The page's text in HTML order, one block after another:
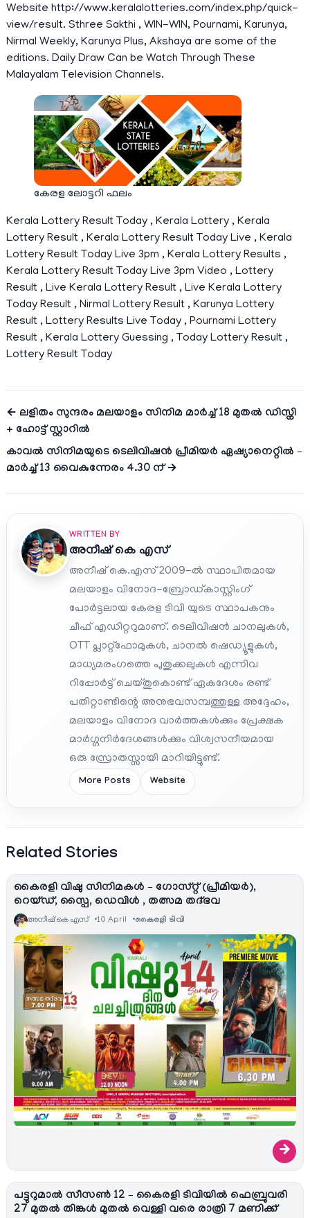
Website http://www.keralalotteries.com/index.php/quick-
view/result. Sthree Sakthi , WIN-WIN, Pournami, Karunya,
Nirmal Weekly, Karunya Plus, Akshaya are some of the
editions. Daily Draw Can be Watch Through These
Malayalam Television Channels.
കേരള ലോട്ടറി ഫലം
Kerala Lottery Result Today , Kerala Lottery , Kerala
Lottery Result , Kerala Lottery Result Today Live , Kerala
Lottery Result Today Live 3pm , Kerala Lottery Results ,
Kerala Lottery Result Today Live 3pm Video , Lottery
Result , Live Kerala Lottery Result , Live Kerala Lottery
Today Result , Nirmal Lottery Result , Karunya Lottery
Result , Lottery Results Live Today , Pournami Lottery
Result , Kerala Lottery Guessing , Today Lottery Result ,
Lottery Result Today
← ലളിതം സുന്ദരം മലയാളം സിനിമ മാർച്ച് 18 മുതൽ ഡിസ്നി
+ ഹോട്ട് സ്റ്റാറിൽ
കാവൽ സിനിമയുടെ ടെലിവിഷൻ പ്രീമിയർ ഏഷ്യാനെറ്റിൽ –
മാർച്ച് 13 വൈകുന്നേരം 4.30 ന് →
WRITTEN BY
അനീഷ്‌ കെ എസ്
അനീഷ് കെ.എസ് 2009-ൽ സ്ഥാപിതമായ
മലയാളം വിനോദ-ബ്രോഡ്കാസ്റ്റിംഗ്
പോർട്ടലായ കേരള ടിവി യുടെ സ്ഥാപകനും
ചീഫ് എഡിറ്ററുമാണ്. ടെലിവിഷൻ ചാനലുകൾ,
OTT പ്ലാറ്റ്‌ഫോമുകൾ, ചാനൽ ഷെഡ്യൂളുകൾ,
മാധ്യമരംഗത്തെ പുതുക്കലുകൾ എന്നിവ
റിപ്പോർട്ട് ചെയ്തുകൊണ്ട് ഏകദേശം രണ്ട്
പതിറ്റാണ്ടിന്റെ അനുഭവസമ്പത്തുള്ള അദ്ദേഹം,
മലയാളം വിനോദ വാർത്തകൾക്കും പ്രേക്ഷക
മാർഗ്ഗനിർദേശങ്ങൾക്കും വിശ്വസനീയമായ
ഒരു സ്രോതസ്സായി മാറിയിട്ടുണ്ട്.
More Posts Website
Related Stories
കൈരളി വിഷു സിനിമകൾ – ഗോസ്റ്റ് (പ്രീമിയർ),
റെയ്ഡ്, സ്പൈ, ഡെവിള്‍ , തത്സമ തദ്ഭവ
അനീഷ്‌ കെ എസ് 10 April കൈരളി ടിവി
→
പട്ടുറുമാല്‍ സീസണ്‍ 12 – കൈരളി ടിവിയില്‍ ഫെബ്രുവരി
27 മുതല്‍ തിങ്കള്‍ മുതല്‍ വെള്ളി വരെ രാത്രി 7 മണിക്ക്